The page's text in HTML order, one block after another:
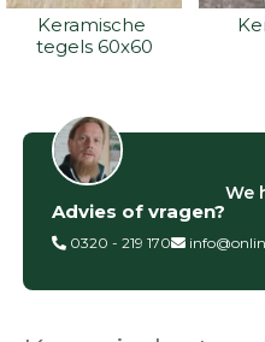
Keramische
tegels 60x60
Filter op
Categorieën
Betontegels
Advies of vragen?
We
0320 - 219 170